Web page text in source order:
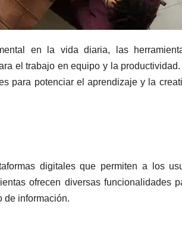
en la vida diaria, las
el trabajo en equipo y la
para potenciar el aprendizaje y la
digitales que permiten a los
ofrecen diversas funcionalidades
de información.